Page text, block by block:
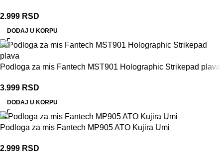
2.999 RSD
DODAJ U KORPU
Podloga za mis Fantech MST901 Holographic Strikepad plava
3.999 RSD
DODAJ U KORPU
Podloga za mis Fantech MP905 ATO Kujira Umi
2.999 RSD